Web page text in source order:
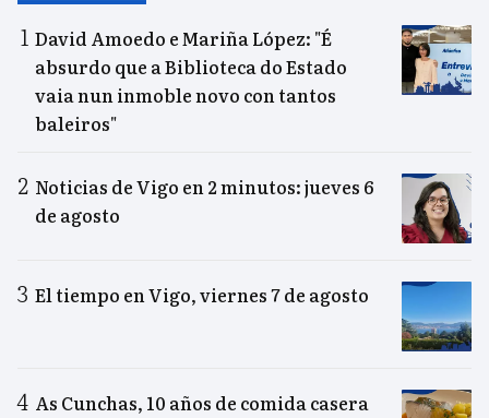
David Amoedo e Mariña López: "É
absurdo que a Biblioteca do Estado
vaia nun inmoble novo con tantos
baleiros"
Noticias de Vigo en 2 minutos: jueves 6
de agosto
El tiempo en Vigo, viernes 7 de agosto
As Cunchas, 10 años de comida casera